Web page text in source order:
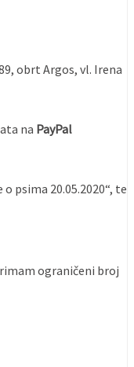
obrt Argos, vl. Irena
na PayPal
psima 20.05.2020“, te
ograničeni broj